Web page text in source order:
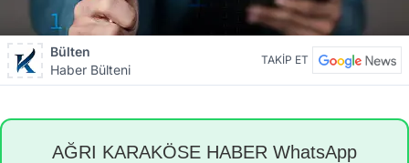
Bülten
Haber Bülteni
TAKİP ET
AĞRI KARAKÖSE HABER WhatsApp